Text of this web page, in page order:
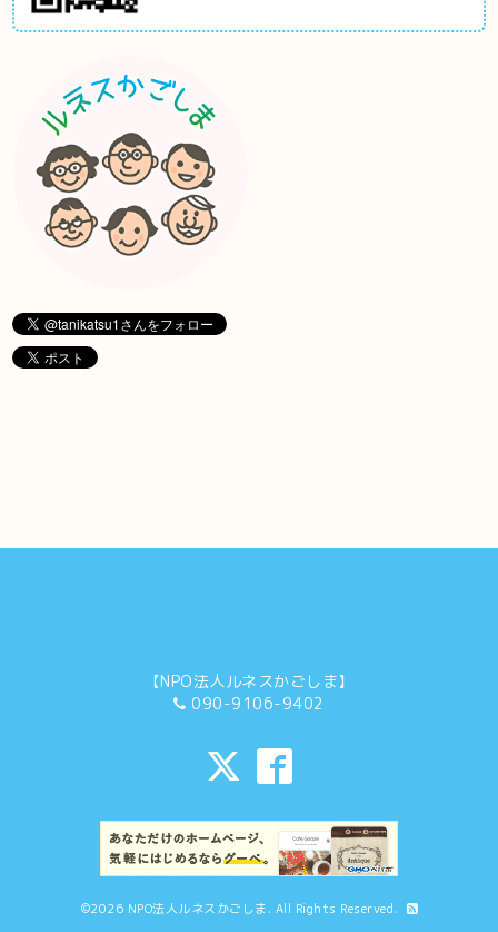
【NPO法人ルネスかごしま】
090-9106-9402
©2026 NPO法人ルネスかごしま. All Rights Reserved.